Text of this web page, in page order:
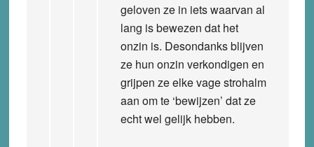
geloven ze in iets waarvan al
lang is bewezen dat het
onzin is. Desondanks blijven
ze hun onzin verkondigen en
grijpen ze elke vage strohalm
aan om te ‘bewijzen’ dat ze
echt wel gelijk hebben.